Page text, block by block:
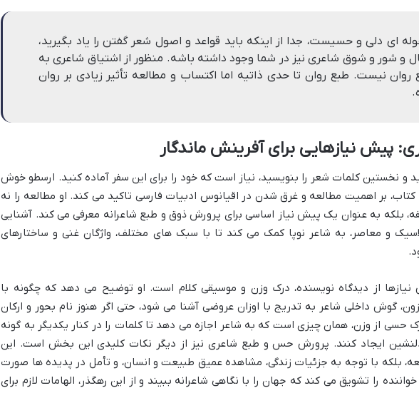
ای دلی و حسیست، جدا از اینکه باید قواعد و اصول شعر گفتن را یاد بگیرید،
و شور و شوق شاعری نیز در شما وجود داشته باشه. منظور از اشتیاق شاعری به
نیست. طبع روان تا حدی ذاتیه اما اکتساب و مطالعه تأثیر زیادی بر روان
پیش نیازهایی برای آفرینش ماندگار
و نخستین کلمات شعر را بنویسید، نیاز است که خود را برای این سفر آماده کنید. ارسطو خوش
بر اهمیت مطالعه و غرق شدن در اقیانوس ادبیات فارسی تاکید می کند. او مطالعه را نه
بلکه به عنوان یک پیش نیاز اساسی برای پرورش ذوق و طبع شاعرانه معرفی می کند. آشنایی
و معاصر، به شاعر نوپا کمک می کند تا با سبک های مختلف، واژگان غنی و ساختارهای
از دیدگاه نویسنده، درک وزن و موسیقی کلام است. او توضیح می دهد که چگونه با
گوش داخلی شاعر به تدریج با اوزان عروضی آشنا می شود، حتی اگر هنوز نام بحور و ارکان
حسی از وزن، همان چیزی است که به شاعر اجازه می دهد تا کلمات را در کنار یکدیگر به گونه
ایجاد کنند. پرورش حس و طبع شاعری نیز از دیگر نکات کلیدی این بخش است. این
بلکه با توجه به جزئیات زندگی، مشاهده عمیق طبیعت و انسان، و تأمل در پدیده ها صورت
را تشویق می کند که جهان را با نگاهی شاعرانه ببیند و از این رهگذر، الهامات لازم برای